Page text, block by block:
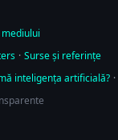
· Surse și referințe
inteligența artificială? ·